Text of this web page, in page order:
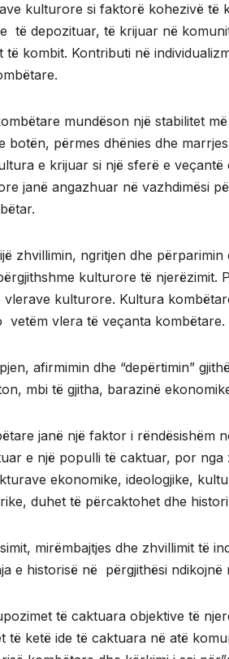
kulturore si faktorë kohezivë të
të depozituar, të krijuar në
kombit. Kontributi në
mundëson një stabilitet
botën, përmes dhënies dhe
e krijuar si një sferë e
janë angazhuar në vazhdimësi
zhvillimin, ngritjen dhe
kulturore të njerëzimit.
vlerave kulturore. Kultura
vetëm vlera të veçanta kombëtare.
afirmimin dhe “depërtimin”
mbi të gjitha, barazinë
janë një faktor i rëndësishëm
e një populli të caktuar, por nga
ekonomike, ideologjike,
duhet të përcaktohet dhe
mirëmbajtjes dhe zhvillimit të
e historisë në përgjithësi
të caktuara objektive të
të ketë ide të caktuara në atë